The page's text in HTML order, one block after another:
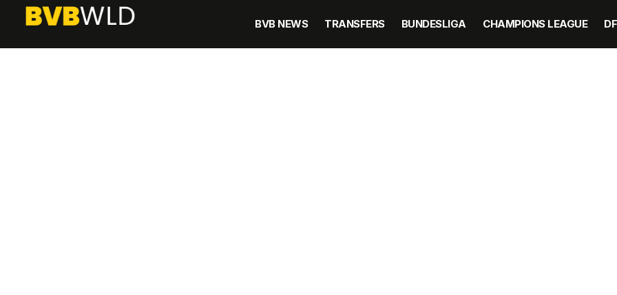
BVB NEWS TRANSFERS BUNDESLIGA CHAMPIONS LEAGUE